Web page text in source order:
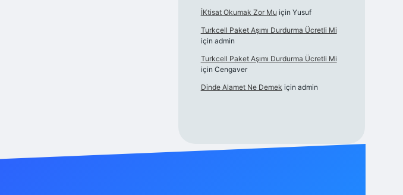
İKtisat Okumak Zor Mu için Yusuf
Turkcell Paket Aşımı Durdurma Ücretli Mi
için admin
Turkcell Paket Aşımı Durdurma Ücretli Mi
için Cengaver
Dinde Alamet Ne Demek için admin